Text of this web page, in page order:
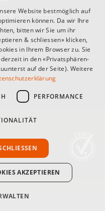
8, 3030 BernGERMAN
ITALIANO
Website bestmöglich auf
können. Da wir Ihre
bitten wir Sie um ihr
& schliessen» klicken,
in Ihrem Browser zu. Sie
in den «Privatsphären-
auf der Seite). Weitere
PERFORMANCE
AKZEPTIEREN